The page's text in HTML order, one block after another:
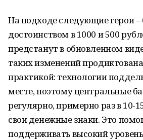
На подходе следующие герои
достоинством в 1000 и 500
предстанут в обновленном
таких изменений
практикой: технологии
месте, поэтому центральные
регулярно, примерно раз в 10-
свои денежные знаки. Это
поддерживать высокий